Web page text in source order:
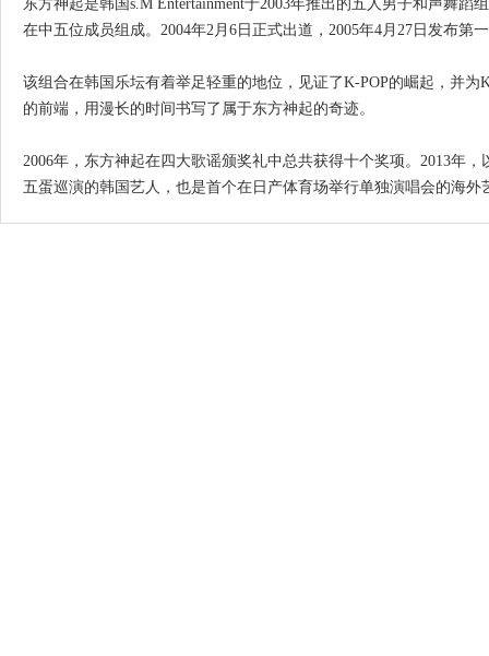
东方神起是韩国s.M Entertainment于2003年推出的五人男子和声舞
在中五位成员组成。2004年2月6日正式出道，2005年4月27日发布第
该组合在韩国乐坛有着举足轻重的地位，见证了K-POP的崛起，并为
的前端，用漫长的时间书写了属于东方神起的奇迹。
2006年，东方神起在四大歌谣颁奖礼中总共获得十个奖项。2013年
五蛋巡演的韩国艺人，也是首个在日产体育场举行单独演唱会的海外